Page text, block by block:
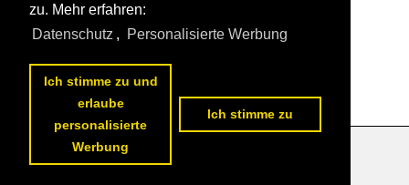
2 nächste Seite
Datenschutzerklärung
zu. Mehr erfahren:
Datenschutz , Personalisierte Werbung
Ich stimme zu und
erlaube
personalisierte
Werbung
Ich stimme zu